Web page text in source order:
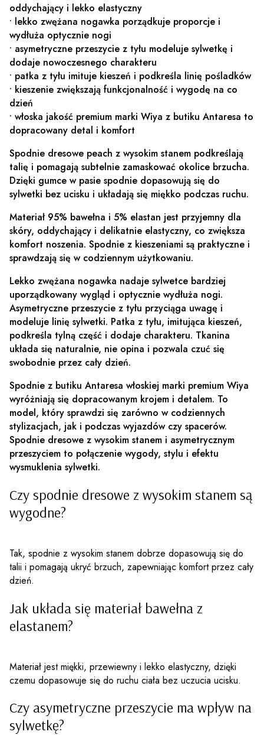
oddychający i lekko elastyczny
• lekko zwężana nogawka porządkuje proporcje i
wydłuża optycznie nogi
• asymetryczne przeszycie z tyłu modeluje sylwetkę i
dodaje nowoczesnego charakteru
• patka z tyłu imituje kieszeń i podkreśla linię pośladków
• kieszenie zwiększają funkcjonalność i wygodę na co
dzień
• włoska jakość premium marki Wiya z butiku Antaresa to
dopracowany detal i komfort
Spodnie dresowe peach z wysokim stanem podkreślają
talię i pomagają subtelnie zamaskować okolice brzucha.
Dzięki gumce w pasie spodnie dopasowują się do
sylwetki bez ucisku i układają się miękko podczas ruchu.
Materiał 95% bawełna i 5% elastan jest przyjemny dla
skóry, oddychający i delikatnie elastyczny, co zwiększa
komfort noszenia. Spodnie z kieszeniami są praktyczne i
sprawdzają się w codziennym użytkowaniu.
Lekko zwężana nogawka nadaje sylwetce bardziej
uporządkowany wygląd i optycznie wydłuża nogi.
Asymetryczne przeszycie z tyłu przyciąga uwagę i
modeluje linię sylwetki. Patka z tyłu, imitująca kieszeń,
podkreśla tylną część i dodaje charakteru. Tkanina
układa się naturalnie, nie opina i pozwala czuć się
swobodnie przez cały dzień.
Spodnie z butiku Antaresa włoskiej marki premium Wiya
wyróżniają się dopracowanym krojem i detalem. To
model, który sprawdzi się zarówno w codziennych
stylizacjach, jak i podczas wyjazdów czy spacerów.
Spodnie dresowe z wysokim stanem i asymetrycznym
przeszyciem to połączenie wygody, stylu i efektu
wysmuklenia sylwetki.
Czy spodnie dresowe z wysokim stanem są
wygodne?
Tak, spodnie z wysokim stanem dobrze dopasowują się do
talii i pomagają ukryć brzuch, zapewniając komfort przez cały
dzień.
Jak układa się materiał bawełna z
elastanem?
Materiał jest miękki, przewiewny i lekko elastyczny, dzięki
czemu dopasowuje się do ruchu ciała bez uczucia ucisku.
Czy asymetryczne przeszycie ma wpływ na
sylwetkę?